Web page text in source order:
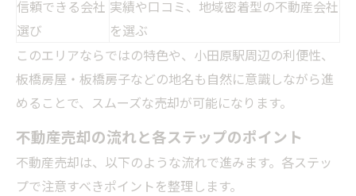
信頼できる会社
選び
実績や口コミ、地域密着型の不動産会社
を選ぶ
このエリアならではの特色や、小田原駅周辺の利便性、
板橋房屋・板橋房子などの地名も自然に意識しながら進
めることで、スムーズな売却が可能になります。
不動産売却の流れと各ステップのポイント
不動産売却は、以下のような流れで進みます。各ステッ
プで注意すべきポイントを整理します。